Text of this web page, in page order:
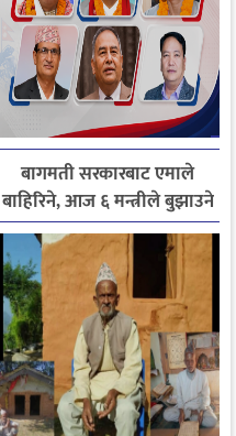
बागमती सरकारबाट एमाले
बाहिरिने, आज ६ मन्त्रीले बुझाउने
राजीनामा